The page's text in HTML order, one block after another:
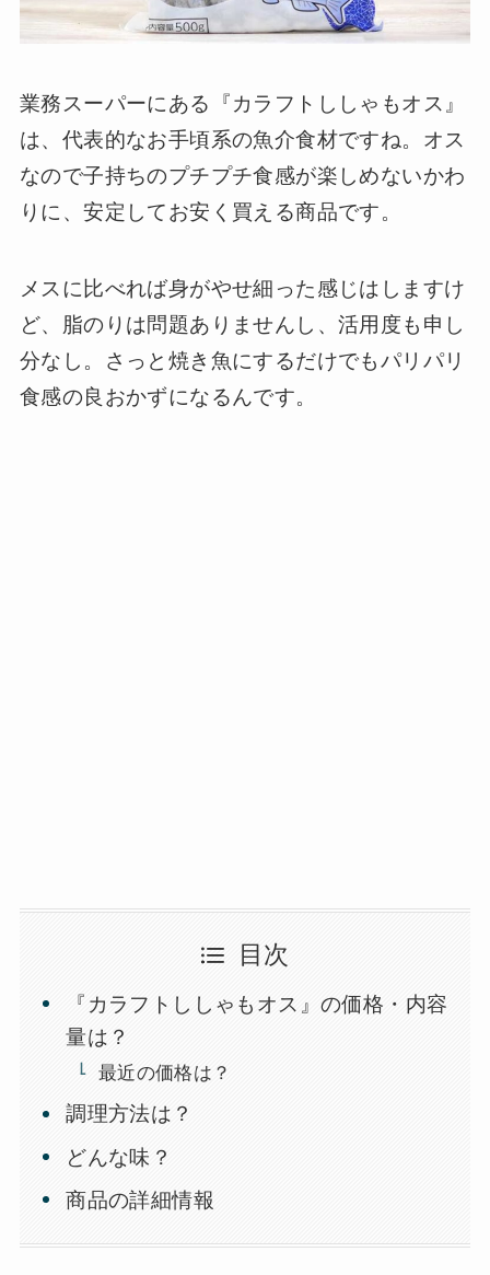
業務スーパーにある『カラフトししゃもオス』
は、代表的なお手頃系の魚介食材ですね。オス
なので子持ちのプチプチ食感が楽しめないかわ
りに、安定してお安く買える商品です。
メスに比べれば身がやせ細った感じはしますけ
ど、脂のりは問題ありませんし、活用度も申し
分なし。さっと焼き魚にするだけでもパリパリ
食感の良おかずになるんです。
目次
『カラフトししゃもオス』の価格・内容
量は？
最近の価格は？
調理方法は？
どんな味？
商品の詳細情報